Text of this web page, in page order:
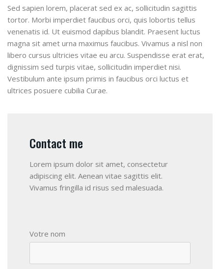
Sed sapien lorem, placerat sed ex ac, sollicitudin sagittis
tortor. Morbi imperdiet faucibus orci, quis lobortis tellus
venenatis id. Ut euismod dapibus blandit. Praesent luctus
magna sit amet urna maximus faucibus. Vivamus a nisl non
libero cursus ultricies vitae eu arcu. Suspendisse erat erat,
dignissim sed turpis vitae, sollicitudin imperdiet nisi.
Vestibulum ante ipsum primis in faucibus orci luctus et
ultrices posuere cubilia Curae.
Contact me
Lorem ipsum dolor sit amet, consectetur
adipiscing elit. Aenean vitae sagittis elit.
Vivamus fringilla id risus sed malesuada.
Votre nom